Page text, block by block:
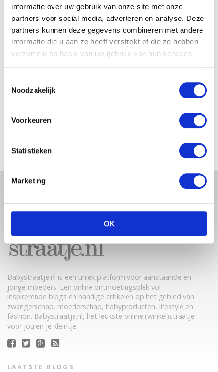
informatie over uw gebruik van onze site met onze
partners voor social media, adverteren en analyse. Deze
partners kunnen deze gegevens combineren met andere
informatie die u aan ze heeft verstrekt of die ze hebben
verzameld op basis van uw gebruik van hun services.
Noodzakelijk
Voorkeuren
Statistieken
Marketing
OK
JOSJE HUISMAN SHOWT
BABYBUIK OP IBIZA
PRACHTIGE FOTO MET BABY
Babystraatje.nl is een uniek platform voor aanstaande en
jonge moeders. Een online ontmoetingsplek vol
inspirerende blogs en handige artikelen op het gebied van
zwangerschap, moederschap, babyproducten, lifestyle en
fashion. Babystraatje.nl, het leukste online (winkel)straatje
voor jou en je kleintje.
LAATSTE BLOGS